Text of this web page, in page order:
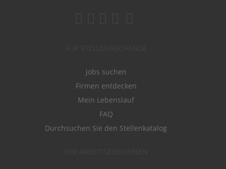
Jobs suchen
Firmen entdecken
Mein Lebenslauf
FAQ
Durchsuchen Sie den Stellenkatalog